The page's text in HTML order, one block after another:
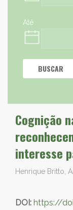
Até
BUSCAR
Cognição
interesse
Henrique Britto,
DOI: https://